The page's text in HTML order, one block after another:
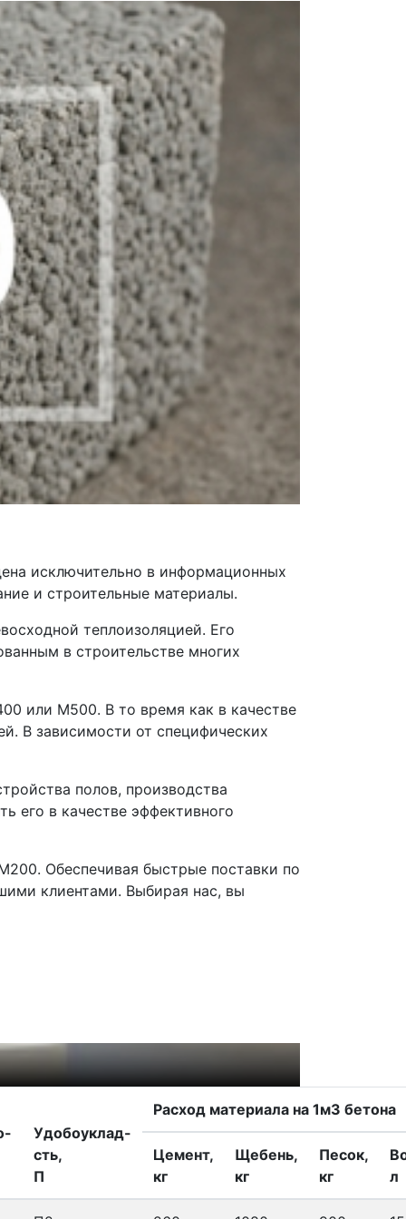
исключительно в информационных
и строительные материалы.
теплоизоляцией. Его
в строительстве многих
или М500. В то время как в качестве
В зависимости от специфических
полов, производства
его в качестве эффективного
Обеспечивая быстрые поставки по
клиентами. Выбирая нас, вы
Удобоуклад-
сть,
П
Расход материала на 1м3 бетона
Цемент,
кг
Щебень,
кг
Песок,
кг
л